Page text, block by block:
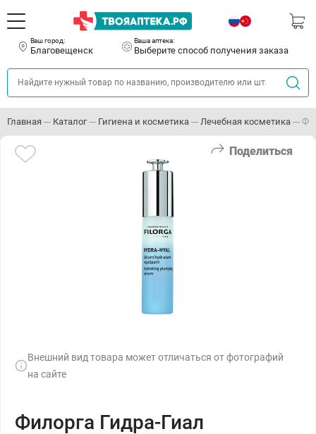
Ваш город:
Благовещенск
Ваша аптека:
Выберите способ получения заказа
Главная Каталог Гигиена и косметика Лечебная косметика
Поделиться
Внешний вид товара может отличаться от фотографий
на сайте
Филорга Гидра-Гиал